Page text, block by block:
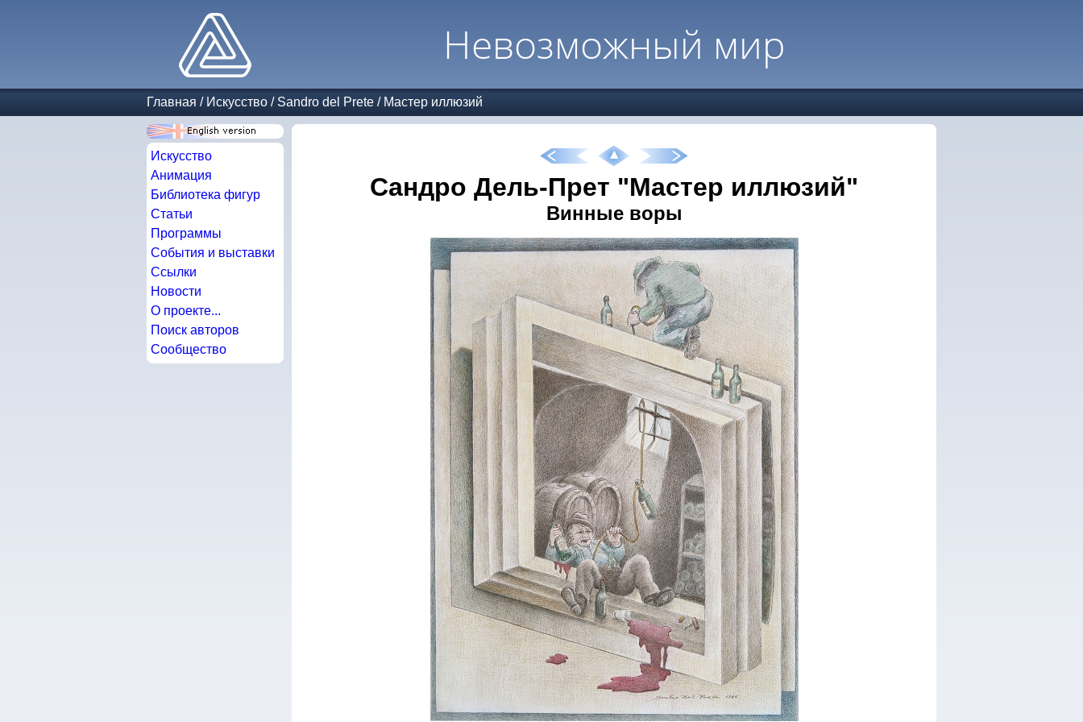
Невозможный мир
Главная / Искусство / Sandro del Prete / Мастер иллюзий
Искусство
Анимация
Библиотека фигур
Статьи
Программы
События и выставки
Ссылки
Новости
О проекте...
Поиск авторов
Сообщество
Сандро Дель-Прет "Мастер иллюзий"
Винные воры